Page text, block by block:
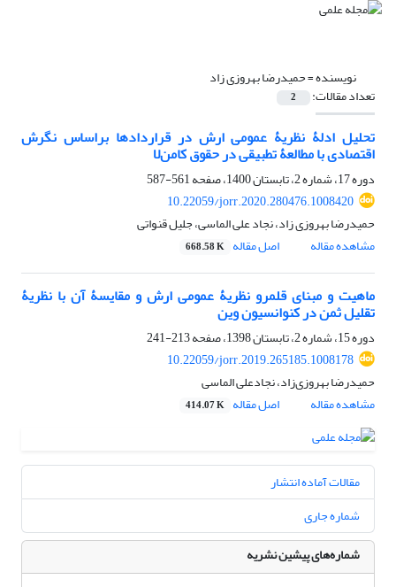
نویسنده =حمیدرضا بهروزی زاد
تعداد مقالات: 2
تحلیل ادلۀ نظریۀ عمومی ارش در قراردادها براساس نگرش
اقتصادی با مطالعۀ تطبیقی در حقوق کامن‌لا
دوره 17، شماره 2، تابستان 1400، صفحه
561-587
10.22059/jorr.2020.280476.1008420
حمیدرضا بهروزی زاد، نجاد علی الماسی، جلیل قنواتی
مشاهده مقاله
اصل مقاله 668.58 K
ماهیت و مبنای قلمرو نظریۀ عمومی ارش و مقایسۀ آن با نظریۀ
تقلیل ثمن در کنوانسیون وین
دوره 15، شماره 2، تابستان 1398، صفحه
213-241
10.22059/jorr.2019.265185.1008178
حمیدرضا بهروزی‌زاد، نجادعلی الماسی
مشاهده مقاله
اصل مقاله 414.07 K
مقالات آماده انتشار
شماره جاری
شماره‌های پیشین نشریه